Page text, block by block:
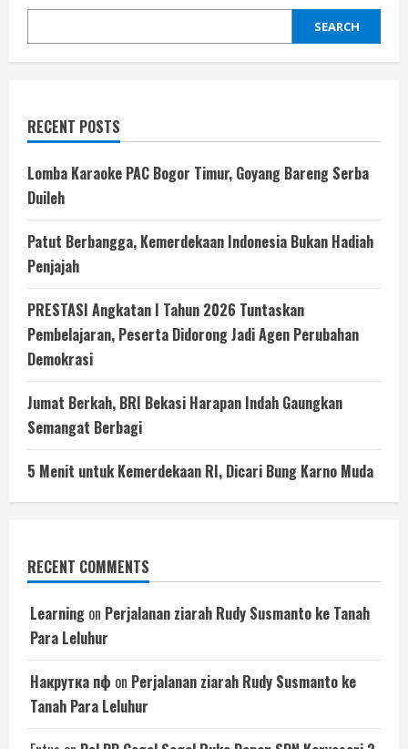
SEARCH
RECENT POSTS
Lomba Karaoke PAC Bogor Timur, Goyang Bareng Serba
Duileh
Patut Berbangga, Kemerdekaan Indonesia Bukan Hadiah
Penjajah
PRESTASI Angkatan I Tahun 2026 Tuntaskan
Pembelajaran, Peserta Didorong Jadi Agen Perubahan
Demokrasi
Jumat Berkah, BRI Bekasi Harapan Indah Gaungkan
Semangat Berbagi
5 Menit untuk Kemerdekaan RI, Dicari Bung Karno Muda
RECENT COMMENTS
Learning on Perjalanan ziarah Rudy Susmanto ke Tanah
Para Leluhur
Накрутка пф on Perjalanan ziarah Rudy Susmanto ke
Tanah Para Leluhur